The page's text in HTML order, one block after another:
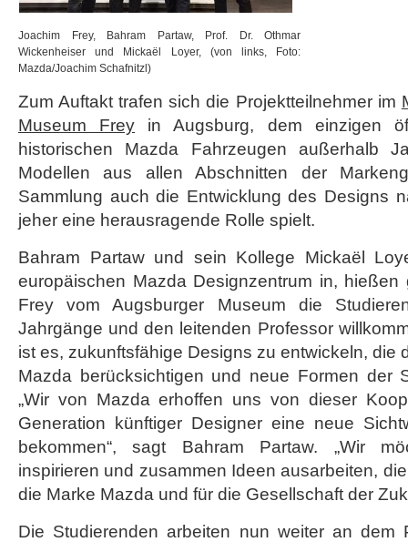
Joachim Frey, Bahram Partaw, Prof. Dr. Othmar
Wickenheiser und Mickaël Loyer, (von links, Foto:
Mazda/Joachim Schafnitzl)
Zum Auftakt trafen sich die Projektteilnehmer im
Museum Frey in Augsburg, dem einzigen
historischen Mazda Fahrzeugen außerhalb
Modellen aus allen Abschnitten der
Sammlung auch die Entwicklung des Designs
jeher eine herausragende Rolle spielt.
Bahram Partaw und sein Kollege Mickaël
europäischen Mazda Designzentrum in, hießen
Frey vom Augsburger Museum die
Jahrgänge und den leitenden Professor
ist es, zukunftsfähige Designs zu entwickeln, die
Mazda berücksichtigen und neue Formen der
„Wir von Mazda erhoffen uns von dieser
Generation künftiger Designer eine neue
bekommen“, sagt Bahram Partaw. „Wir
inspirieren und zusammen Ideen ausarbeiten,
die Marke Mazda und für die Gesellschaft der
Die Studierenden arbeiten nun weiter an dem